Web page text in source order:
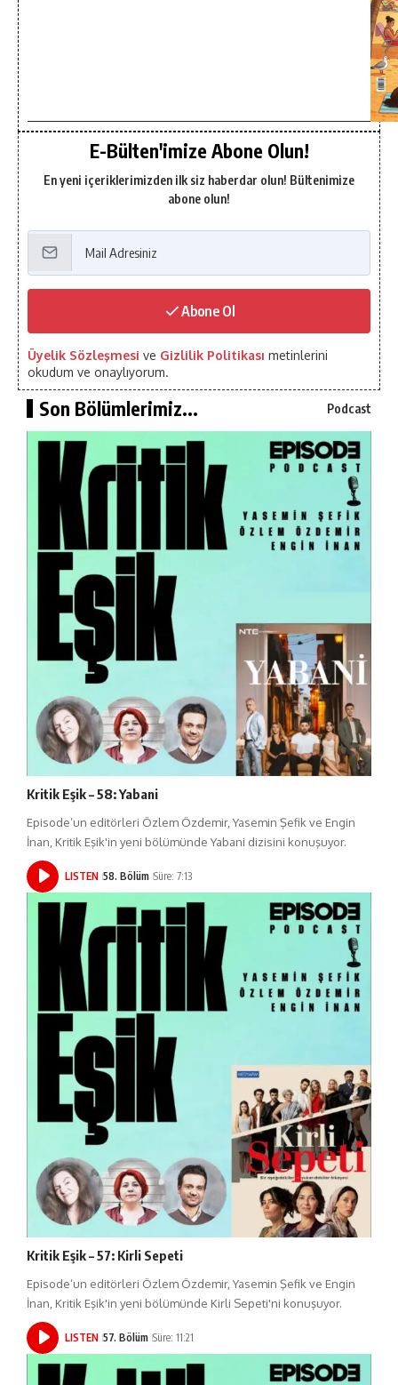
E-Bülten'imize Abone Olun!
En yeni içeriklerimizden ilk siz haberdar olun! Bültenimize
abone olun!
Abone Ol
Üyelik Sözleşmesi ve Gizlilik Politikası metinlerini
okudum ve onaylıyorum.
Son Bölümlerimiz... Podcast
Kritik Eşik – 58: Yabani
Episode’un editörleri Özlem Özdemir, Yasemin Şefik ve Engin
İnan, Kritik Eşik'in yeni bölümünde Yabani dizisini konuşuyor.
LISTEN 58. Bölüm Süre: 7:13
Kritik Eşik – 57: Kirli Sepeti
Episode’un editörleri Özlem Özdemir, Yasemin Şefik ve Engin
İnan, Kritik Eşik'in yeni bölümünde Kirli Sepeti'ni konuşuyor.
LISTEN 57. Bölüm Süre: 11:21